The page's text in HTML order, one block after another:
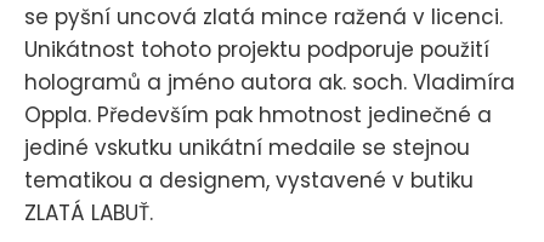
se pyšní uncová zlatá mince ražená v licenci.
Unikátnost tohoto projektu podporuje použití
hologramů a jméno autora ak. soch. Vladimíra
Oppla. Především pak hmotnost jedinečné a
jediné vskutku unikátní medaile se stejnou
tematikou a designem, vystavené v butiku
ZLATÁ LABUŤ.